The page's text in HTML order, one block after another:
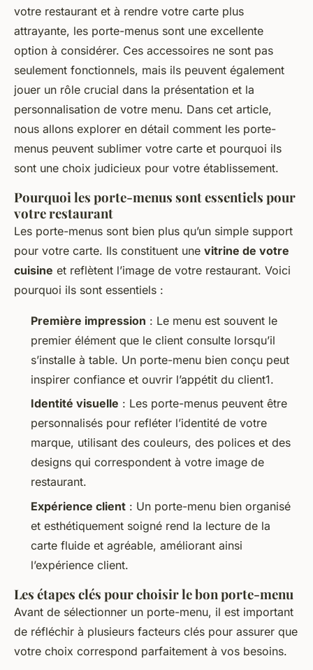
votre restaurant et à rendre votre carte plus
attrayante, les porte-menus sont une excellente
option à considérer. Ces accessoires ne sont pas
seulement fonctionnels, mais ils peuvent également
jouer un rôle crucial dans la présentation et la
personnalisation de votre menu. Dans cet article,
nous allons explorer en détail comment les porte-
menus peuvent sublimer votre carte et pourquoi ils
sont une choix judicieux pour votre établissement.
Pourquoi les porte-menus sont essentiels pour
votre restaurant
Les porte-menus sont bien plus qu’un simple support
pour votre carte. Ils constituent une vitrine de votre
cuisine et reflètent l’image de votre restaurant. Voici
pourquoi ils sont essentiels :
Première impression : Le menu est souvent le
premier élément que le client consulte lorsqu’il
s’installe à table. Un porte-menu bien conçu peut
inspirer confiance et ouvrir l’appétit du client1.
Identité visuelle : Les porte-menus peuvent être
personnalisés pour refléter l’identité de votre
marque, utilisant des couleurs, des polices et des
designs qui correspondent à votre image de
restaurant.
Expérience client : Un porte-menu bien organisé
et esthétiquement soigné rend la lecture de la
carte fluide et agréable, améliorant ainsi
l’expérience client.
Les étapes clés pour choisir le bon porte-menu
Avant de sélectionner un porte-menu, il est important
de réfléchir à plusieurs facteurs clés pour assurer que
votre choix correspond parfaitement à vos besoins.